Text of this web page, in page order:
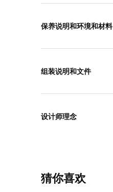
保养说明和环境和材料
组装说明和文件
设计师理念
猜你喜欢